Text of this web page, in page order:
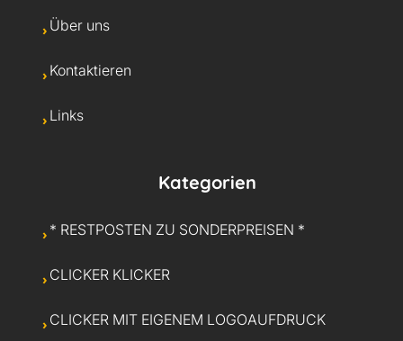
Über uns
Kontaktieren
Links
Kategorien
* RESTPOSTEN ZU SONDERPREISEN *
CLICKER KLICKER
CLICKER MIT EIGENEM LOGOAUFDRUCK